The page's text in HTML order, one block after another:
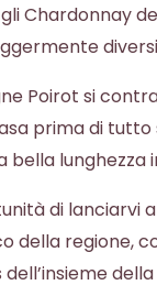
Chardonnay
Poirot si
prima di
bella lunghezza
di lanciarvi
della regione,